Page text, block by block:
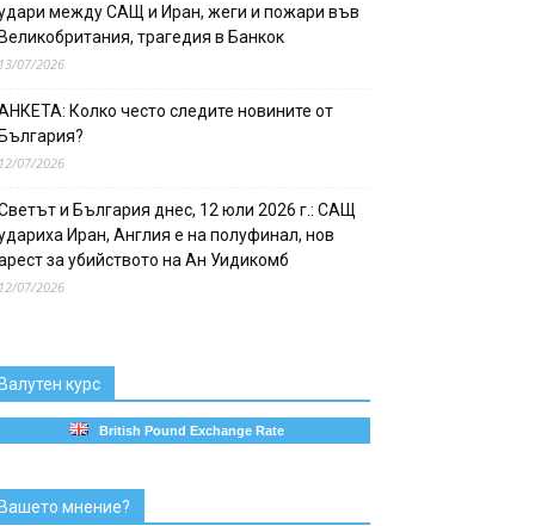
между САЩ и Иран, жеги и пожари във
трагедия в Банкок
07/2026
Колко често следите новините от
07/2026
и България днес, 12 юли 2026 г.: САЩ
Иран, Англия е на полуфинал, нов
за убийството на Ан Уидикомб
07/2026
курс
British Pound Exchange Rate
мнение?